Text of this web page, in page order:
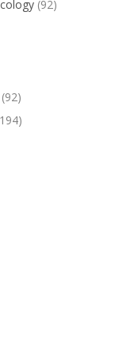
(92)
(92)